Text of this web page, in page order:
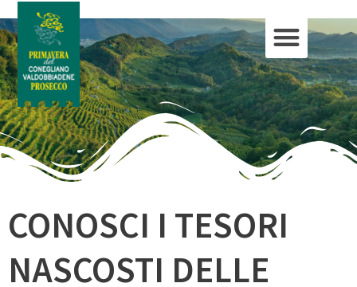
CONOSCI I TESORI
NASCOSTI DELLE